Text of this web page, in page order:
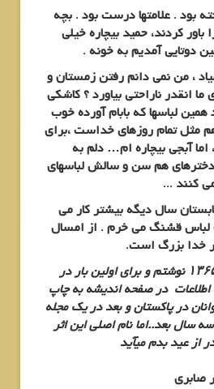
بود . علامتها درست بود . بچه
کردند، حمید بیچاره خیلی
دوتایی آمدیم به خونه .
، من نمی دانم رفتن زمستان و
ما انقدر ناراحتی بیاورد ؟ کاشکی
همین لباسها که بابام آورده خوب
مثل تمام روزهای خداست ،برای
آبجی بیچاره ام… دلم به
هم سن و سالش لباسهای
کنند ...
سال دیگه بیشتر کار می
قشنگ می خرم . از امسال
خدا بزرگ است.
این نوشته را در سال ۱۳۶۵ نوشتم و برای اولین بار در
اطلاعات در صفحه اندیشه به چاپ
در پاکستان و بعد در یک مجله
سال بعد..اما نام اصلی این اثر
از عید بدم میآید
صابری